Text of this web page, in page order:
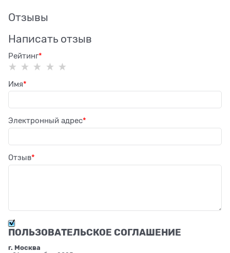
Отзывы
Написать отзыв
Рейтинг
Имя
Электронный адрес
Отзыв
ПОЛЬЗОВАТЕЛЬСКОЕ СОГЛАШЕНИЕ
г. Москва